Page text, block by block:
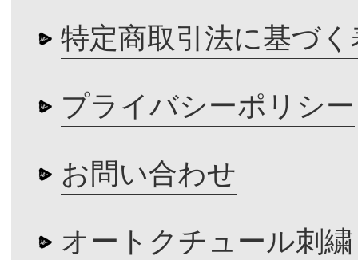
特定商取引法に基づく
プライバシーポリシー
お問い合わせ
オートクチュール刺